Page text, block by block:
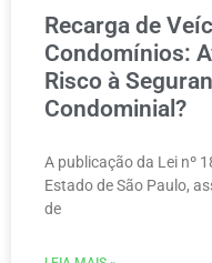
Recarga de
Condomínios:
Risco à
Condominial?
A publicação da Lei nº
Estado de São Paulo,
de